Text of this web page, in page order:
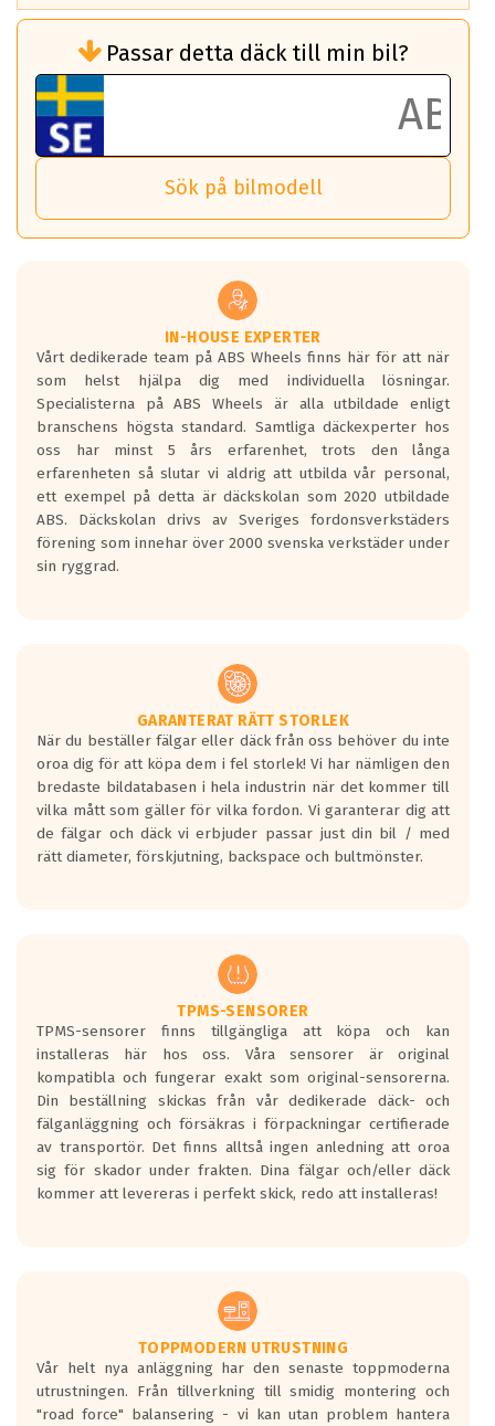
bränsleförbrukningen)
Det ska vara en betygsskala från klass A
till G för rullmotstånd.
Ett klass A däck kommer ha 6,5% bättre
bränsleförbrukning än ett klass G däck.
Det betyder att om man kör 10,000 km,
så sparar man 50 liter bränsle med ett
vilken körstil du använder.
Våtgrepp egenskaper:
Betygsskalan är satt A till F. Där A påvisar
den kortaste bromssträckan och F är den
längsta.
Inga D eller G betyg delas ut för
personbilar och lätta lastbilar.
Betyget sätts efter ett test där däcken
skall bromsa in på en väg där det ligger
0.5-1.5 mm vatten.
I 80km/h kommer skillnaden på
Vid körning i över 50km/h brukar
rullmotståndets ljud överträffa
motorljudet.
På däckmärkningen kommer det finnas
en symbol av ett däck med vågar. Hög
bullernivå markeras med svarta vågor
medans de vita vågorna påvisar om det är
ett tyst däck.
regelverket som introduceras år 2016.
Ett däck med två svarta vågor är redan
godkända för år 2016 nya regelverk.
Ett däck med en svart våg kommer vara
minst tre decibel tystare än det
regelverk som börjar gälla 2016.
Passar detta däck till min bil?
Sök på bilmodell
IN-HOUSE EXPERTER
Vårt dedikerade team på ABS Wheels finns här för att när
som helst hjälpa dig med individuella lösningar.
Specialisterna på ABS Wheels är alla utbildade enligt
branschens högsta standard. Samtliga däckexperter hos
oss har minst 5 års erfarenhet, trots den långa
erfarenheten så slutar vi aldrig att utbilda vår personal,
ett exempel på detta är däckskolan som 2020 utbildade
ABS. Däckskolan drivs av Sveriges fordonsverkstäders
förening som innehar över 2000 svenska verkstäder under
sin ryggrad.
GARANTERAT RÄTT STORLEK
När du beställer fälgar eller däck från oss behöver du inte
oroa dig för att köpa dem i fel storlek! Vi har nämligen den
bredaste bildatabasen i hela industrin när det kommer till
vilka mått som gäller för vilka fordon. Vi garanterar dig att
de fälgar och däck vi erbjuder passar just din bil / med
rätt diameter, förskjutning, backspace och bultmönster.
TPMS-SENSORER
TPMS-sensorer finns tillgängliga att köpa och kan
installeras här hos oss. Våra sensorer är original
kompatibla och fungerar exakt som original-sensorerna.
Din beställning skickas från vår dedikerade däck- och
fälganläggning och försäkras i förpackningar certifierade
av transportör. Det finns alltså ingen anledning att oroa
sig för skador under frakten. Dina fälgar och/eller däck
kommer att levereras i perfekt skick, redo att installeras!
TOPPMODERN UTRUSTNING
Vår helt nya anläggning har den senaste toppmoderna
utrustningen. Från tillverkning till smidig montering och
"road force" balansering - vi kan utan problem hantera